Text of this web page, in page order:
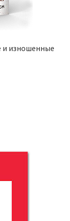
изношенные